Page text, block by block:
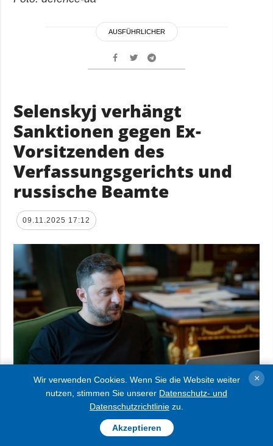
AUSFÜHRLICHER
Selenskyj verhängt
Sanktionen gegen Ex-
Vorsitzenden des
Verfassungsgerichts und
russische Beamte
09.11.2025 17:12
Präsident Wolodymyr Selenskyj hat den
Beschluss des Sicherheits- und
Wir verwenden Cookies. Wenn Sie die Website weiter
nutzen, stimmen Sie unserer Datenschutz- und
Datenschutzrichtlinie zu.
Akzeptieren
×